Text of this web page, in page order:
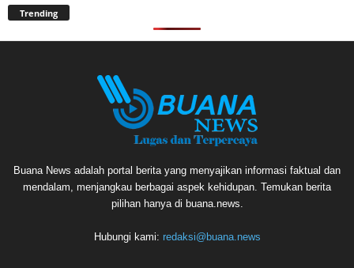
Trending
Buana News adalah portal berita yang menyajikan informasi faktual dan
mendalam, menjangkau berbagai aspek kehidupan. Temukan berita
pilihan hanya di buana.news.
Hubungi kami: redaksi@buana.news